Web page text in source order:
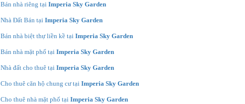
Bán nhà riêng tại Imperia Sky Garden
Nhà Đất Bán tại Imperia Sky Garden
Bán nhà biệt thự liền kề tại Imperia Sky Garden
Bán nhà mặt phố tại Imperia Sky Garden
Nhà đất cho thuê tại Imperia Sky Garden
Cho thuê căn hộ chung cư tại Imperia Sky Garden
Cho thuê nhà mặt phố tại Imperia Sky Garden